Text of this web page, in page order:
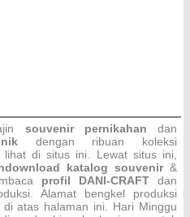
souvenir pernikahandan
dengan ribuan koleksi
di situs ini. Lewat situs ini,
download katalog souvenir&
profil DANI-CRAFT dan
Alamat bengkel produksi
atas halaman ini. Hari Minggu